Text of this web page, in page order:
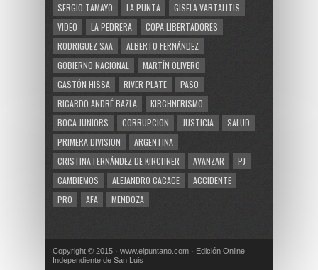
SERGIO TAMAYO
LA PUNTA
GISELA VARTALITIS
VIDEO
LA PEDRERA
COPA LIBERTADORES
RODRIGUEZ SAA
ALBERTO FERNÁNDEZ
GOBIERNO NACIONAL
MARTÍN OLIVERO
GASTÓN HISSA
RIVER PLATE
PASO
RICARDO ANDRÉ BAZLA
KIRCHNERISMO
BOCA JUNIORS
CORRUPCION JUSTICIA
SALUD
PRIMERA DIVISION
ARGENTINA
CRISTINA FERNÁNDEZ DE KIRCHNER
AVANZAR
PJ
CAMBIEMOS
ALEJANDRO CACACE
ACCIDENTE
PRO
AFA MENDOZA
Copyright © 2015 · www.elpuntano.com · Edición Online
Independiente de San Luis